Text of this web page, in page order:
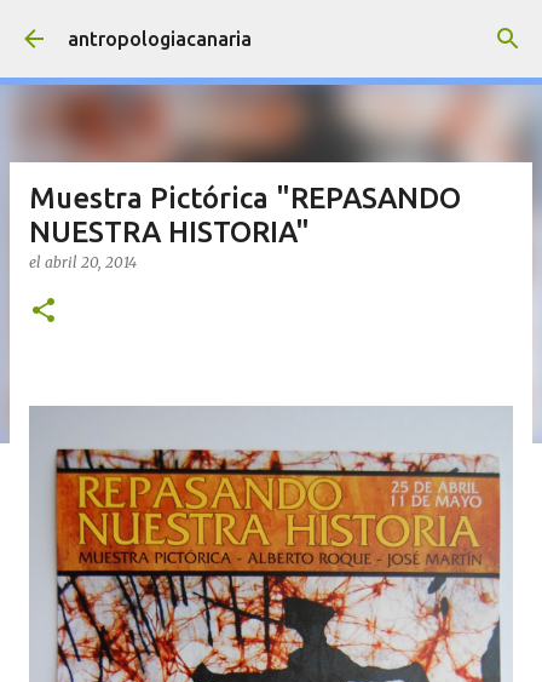
Ir al contenido principal
antropologiacanaria
Muestra Pictórica "REPASANDO
NUESTRA HISTORIA"
el abril 20, 2014